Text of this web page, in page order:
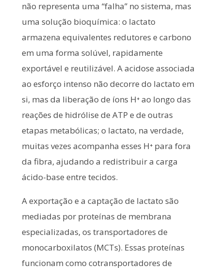
não representa uma “falha” no sistema, mas
uma solução bioquímica: o lactato
armazena equivalentes redutores e carbono
em uma forma solúvel, rapidamente
exportável e reutilizável. A acidose associada
ao esforço intenso não decorre do lactato em
si, mas da liberação de íons H⁺ ao longo das
reações de hidrólise de ATP e de outras
etapas metabólicas; o lactato, na verdade,
muitas vezes acompanha esses H⁺ para fora
da fibra, ajudando a redistribuir a carga
ácido-base entre tecidos.
A exportação e a captação de lactato são
mediadas por proteínas de membrana
especializadas, os transportadores de
monocarboxilatos (MCTs). Essas proteínas
funcionam como cotransportadores de